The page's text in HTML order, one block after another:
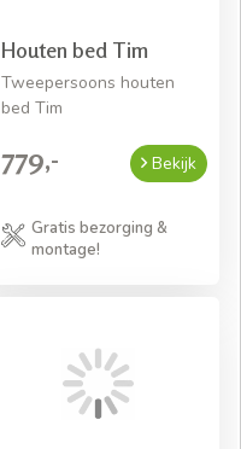
Houten bed Tim
Tweepersoons houten
bed Tim
779,- Bekijk
Gratis bezorging &
montage!